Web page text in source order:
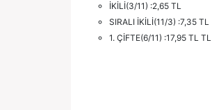
İKİLİ(3/11) :2,65 TL
SIRALI İKİLİ(11/3) :7,35 TL
1. ÇİFTE(6/11) :17,95 TL TL